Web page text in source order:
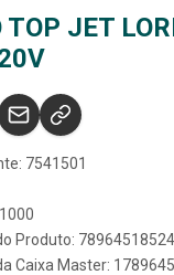
TOP JET
7541501
Produto:
Caixa Master: